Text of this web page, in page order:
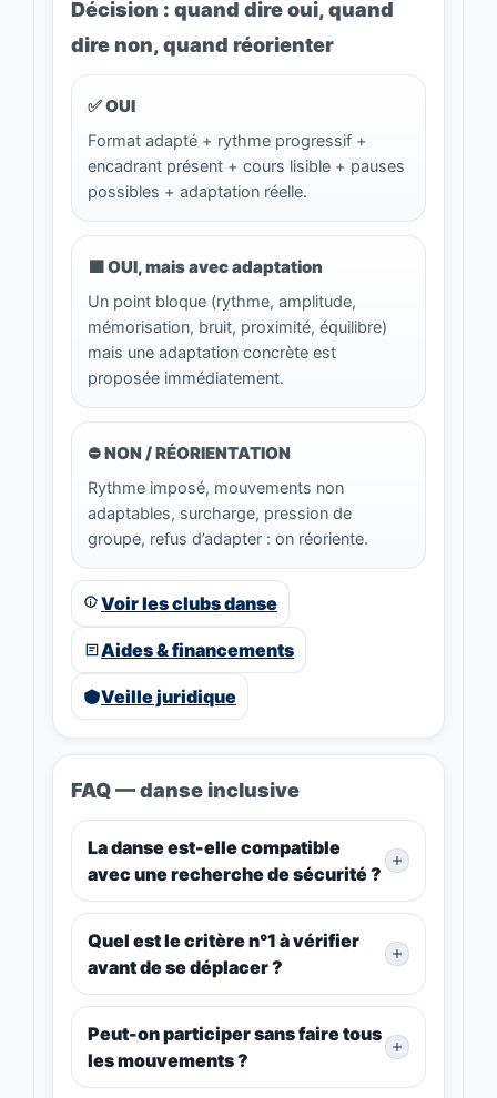
Décision : quand dire oui, quand
dire non, quand réorienter
✅ OUI
Format adapté + rythme progressif +
encadrant présent + cours lisible + pauses
possibles + adaptation réelle.
🟧 OUI, mais avec adaptation
Un point bloque (rythme, amplitude,
mémorisation, bruit, proximité, équilibre)
mais une adaptation concrète est
proposée immédiatement.
⛔ NON / RÉORIENTATION
Rythme imposé, mouvements non
adaptables, surcharge, pression de
groupe, refus d’adapter : on réoriente.
Voir les clubs danse
Aides & financements
Veille juridique
FAQ — danse inclusive
La danse est-elle compatible
avec une recherche de sécurité ?
Quel est le critère n°1 à vérifier
avant de se déplacer ?
Peut-on participer sans faire tous
les mouvements ?